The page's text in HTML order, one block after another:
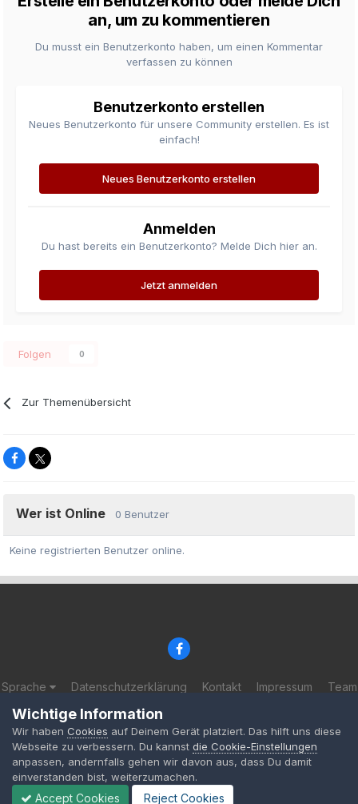
an, um zu kommentieren
Du musst ein Benutzerkonto haben, um einen Kommentar
verfassen zu können
Benutzerkonto erstellen
Neues Benutzerkonto für unsere Community erstellen. Es ist
einfach!
Neues Benutzerkonto erstellen
Anmelden
Du hast bereits ein Benutzerkonto? Melde Dich hier an.
Jetzt anmelden
Folgen 0
Zur Themenübersicht
Wer ist Online 0 Benutzer
Keine registrierten Benutzer online.
Sprache Datenschutzerklärung Kontakt Impressum Team
© 2002-2025 BF-Games.net
Powered by Invision Community
Wichtige Information
Wir haben Cookies auf Deinem Gerät platziert. Das hilft uns diese
Webseite zu verbessern. Du kannst die Cookie-Einstellungen
anpassen, andernfalls gehen wir davon aus, dass Du damit
einverstanden bist, weiterzumachen.
Accept Cookies Reject Cookies